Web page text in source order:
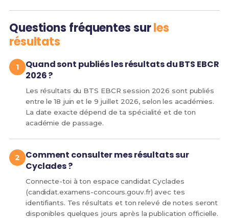
Questions fréquentes surles
résultats
Quand sont publiés les résultats du BTS EBCR
2026 ?
Les résultats du BTS EBCR session 2026 sont publiés
entre le 18 juin et le 9 juillet 2026, selon les académies.
La date exacte dépend de ta spécialité et de ton
académie de passage.
Comment consulter mes résultats sur
Cyclades ?
Connecte-toi à ton espace candidat Cyclades
(candidat.examens-concours.gouv.fr) avec tes
identifiants. Tes résultats et ton relevé de notes seront
disponibles quelques jours après la publication officielle.